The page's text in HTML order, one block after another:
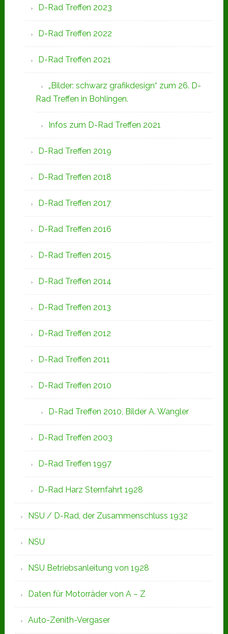
D-Rad Treffen 2023
D-Rad Treffen 2022
D-Rad Treffen 2021
„Bilder: schwarz grafikdesign“ zum 26. D-
Rad Treffen in Bohlingen.
Infos zum D-Rad Treffen 2021
D-Rad Treffen 2019
D-Rad Treffen 2018
D-Rad Treffen 2017
D-Rad Treffen 2016
D-Rad Treffen 2015
D-Rad Treffen 2014
D-Rad Treffen 2013
D-Rad Treffen 2012
D-Rad Treffen 2011
D-Rad Treffen 2010
D-Rad Treffen 2010, Bilder A. Wangler
D-Rad Treffen 2003
D-Rad Treffen 1997
D-Rad Harz Sternfahrt 1928
NSU / D-Rad, der Zusammenschluss 1932
NSU
NSU Betriebsanleitung von 1928
Daten für Motorräder von A – Z
Auto-Zenith-Vergaser